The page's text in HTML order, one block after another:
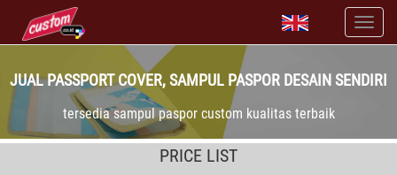
JUAL PASSPORT COVER, SAMPUL PASPOR DESAIN SENDIRI
tersedia sampul paspor custom kualitas terbaik
PRICE LIST